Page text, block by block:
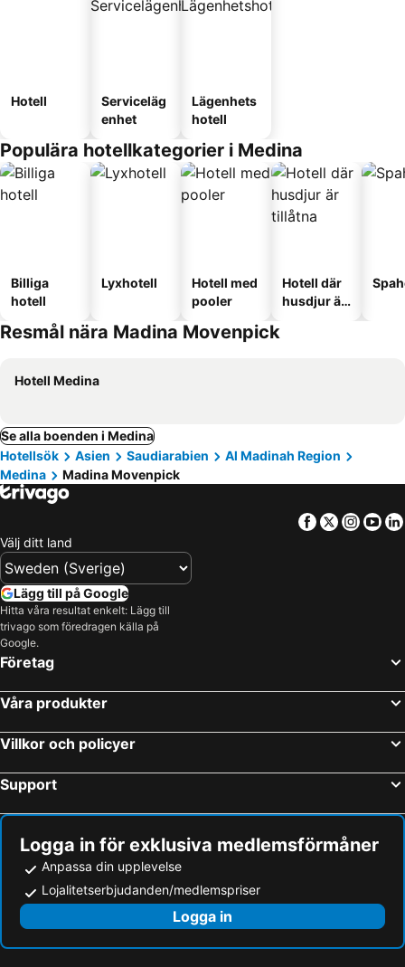
Hotell
Serviceläg
enhet
Lägenhets
hotell
Populära hotellkategorier i Medina
Billiga
hotell
Lyxhotell
Hotell med
pooler
Hotell där
husdjur är
Resmål nära Madina Movenpick
Hotell Medina
Se alla boenden i Medina
Hotellsök
Asien Saudiarabien
Al Madinah Region
Medina
Madina Movenpick
Facebook
Twitter
Välj ditt land
Lägg till på Google
Hitta våra resultat enkelt: Lägg till
trivago som föredragen källa på
Google.
Företag
Våra produkter
Villkor och policyer
Support
Logga in för exklusiva medlemsförmåner
Anpassa din upplevelse
Lojalitetserbjudanden/medlemspriser
Logga in